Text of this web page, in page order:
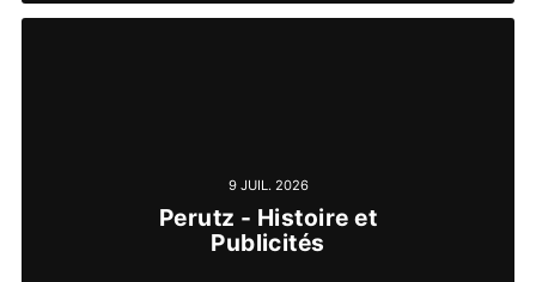
9 JUIL. 2026
Perutz - Histoire et
Publicités